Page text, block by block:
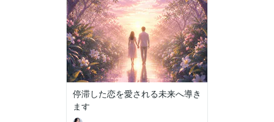
停滞した恋を愛される未来へ導き
ます